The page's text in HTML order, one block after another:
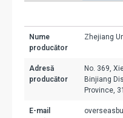
Nume
producător
Zhejiang
Adresă
producător
No. 369,
Binjiang
Province,
E-mail